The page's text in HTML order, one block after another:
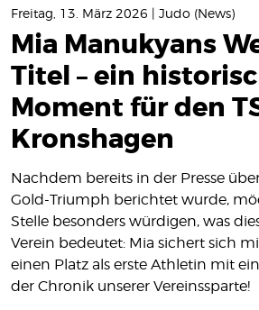
SPORTSTÄTTEN
SHOP
KONTAKT
DATENSCHUTZ
Freitag, 13. März 2026 | Judo (News)
Mia Manukyans
Titel – ein
Moment für den
Kronshagen
Nachdem bereits in der Presse
Gold-Triumph berichtet wurde,
Stelle besonders würdigen, was
Verein bedeutet: Mia sichert sich
einen Platz als erste Athletin mit
der Chronik unserer Vereinssparte!